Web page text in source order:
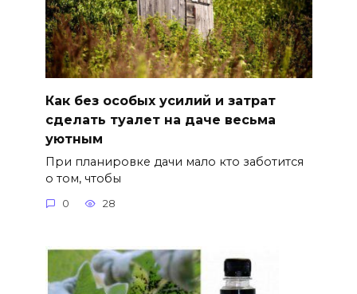
Как без особых усилий и затрат
сделать туалет на даче весьма
уютным
При планировке дачи мало кто заботится
о том, чтобы
0 28